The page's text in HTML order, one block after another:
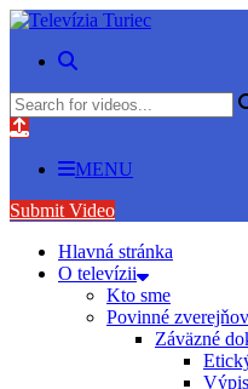
MENU
Submit Video
Hlavná stránka
O televízii
Kto sme
Povinné
Záväzné